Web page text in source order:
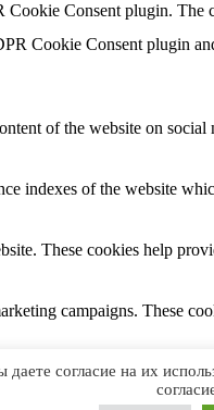
согласие на их
Consent plugin. The
Cookie Consent plugin
of the website on
indexes of the website
These cookies help
campaigns. These
classified into a